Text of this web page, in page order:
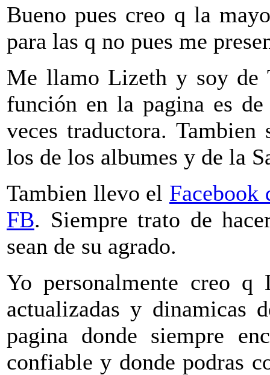
Bueno pues creo q la
para las q no pues me
Me llamo Lizeth y soy de
función en la pagina es
veces traductora. Tambien
los de los albumes y de la
Tambien llevo el Facebook
FB. Siempre trato de
sean de su agrado.
Yo personalmente creo
actualizadas y dinamicas
pagina donde siempre
confiable y donde podras